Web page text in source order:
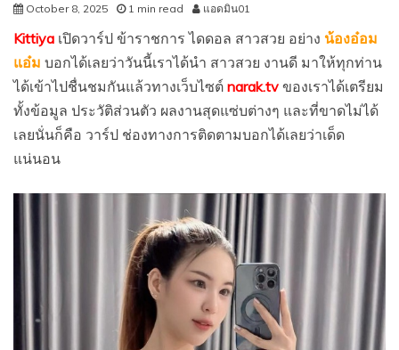
October 8, 2025 1 min read แอดมิน01
Kittiya เปิดวาร์ป ข้าราชการ ไดดอล สาวสวย อย่าง น้องอ๋อม
แอ๋ม บอกได้เลยว่าวันนี้เราได้นำ สาวสวย งานดี มาให้ทุกท่าน
ได้เข้าไปชื่นชมกันแล้วทางเว็บไซต์ narak.tv ของเราได้เตรียม
ทั้งข้อมูล ประวัติส่วนตัว ผลงานสุดแซ่บต่างๆ และที่ขาดไม่ได้
เลยนั่นก็คือ วาร์ป ช่องทางการติดตามบอกได้เลยว่าเด็ด
แน่นอน